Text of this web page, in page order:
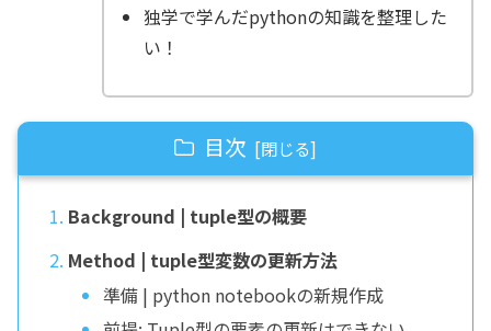
独学で学んだpythonの知識を整理した
い！
目次
Background | tuple型の概要
Method | tuple型変数の更新方法
準備 | python notebookの新規作成